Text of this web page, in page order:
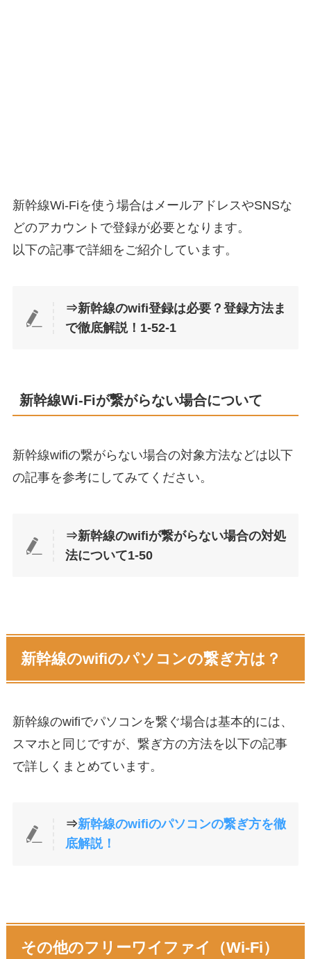
新幹線Wi-Fiを使う場合はメールアドレスやSNSな
どのアカウントで登録が必要となります。
以下の記事で詳細をご紹介しています。
⇒新幹線のwifi登録は必要？登録方法ま
で徹底解説！1-52-1
新幹線Wi-Fiが繋がらない場合について
新幹線wifiの繋がらない場合の対象方法などは以下
の記事を参考にしてみてください。
⇒新幹線のwifiが繋がらない場合の対処
法について1-50
新幹線のwifiのパソコンの繋ぎ方は？
新幹線のwifiでパソコンを繋ぐ場合は基本的には、
スマホと同じですが、繋ぎ方の方法を以下の記事
で詳しくまとめています。
⇒新幹線のwifiのパソコンの繋ぎ方を徹
底解説！
その他のフリーワイファイ（Wi-Fi）